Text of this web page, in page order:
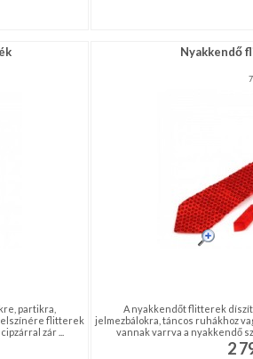
partikra,
flitterek
zár ...
Nyakkendő
A nyakkendőt flitterek
jelmezbálokra, táncos ruhákhoz
vannak varrva a nyakkendő
2